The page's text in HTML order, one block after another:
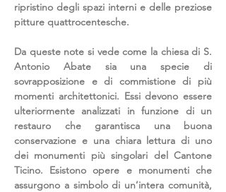
ripristino degli spazi interni e delle preziose
pitture quattrocentesche.
Da queste note si vede come la chiesa di S.
Antonio Abate sia una specie di
sovrapposizione e di commistione di più
momenti architettonici. Essi devono essere
ulteriormente analizzati in funzione di un
restauro che garantisca una buona
conservazione e una chiara lettura di uno
dei monumenti più singolari del Cantone
Ticino. Esistono opere e monumenti che
assurgono a simbolo di un’intera comunità,